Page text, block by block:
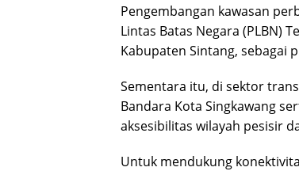
Pengembangan kawasan
Lintas Batas Negara (PLBN)
Kabupaten Sintang, sebagai
Sementara itu, di sektor
Bandara Kota Singkawang
aksesibilitas wilayah pesisir
Untuk mendukung